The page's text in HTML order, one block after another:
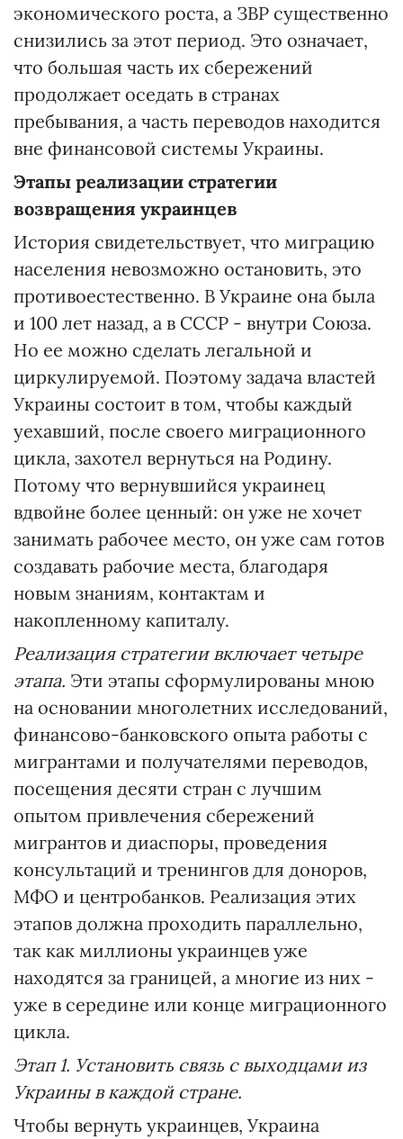
экономического роста, а ЗВР существенно
снизились за этот период. Это означает,
что большая часть их сбережений
продолжает оседать в странах
пребывания, а часть переводов находится
вне финансовой системы Украины.
Этапы реализации стратегии
возвращения украинцев
История свидетельствует, что миграцию
населения невозможно остановить, это
противоестественно. В Украине она была
и 100 лет назад, а в СССР - внутри Союза.
Но ее можно сделать легальной и
циркулируемой. Поэтому задача властей
Украины состоит в том, чтобы каждый
уехавший, после своего миграционного
цикла, захотел вернуться на Родину.
Потому что вернувшийся украинец
вдвойне более ценный: он уже не хочет
занимать рабочее место, он уже сам готов
создавать рабочие места, благодаря
новым знаниям, контактам и
накопленному капиталу.
Реализация стратегии включает четыре
этапа. Эти этапы сформулированы мною
на основании многолетних исследований,
финансово-банковского опыта работы с
мигрантами и получателями переводов,
посещения десяти стран с лучшим
опытом привлечения сбережений
мигрантов и диаспоры, проведения
консультаций и тренингов для доноров,
МФО и центробанков. Реализация этих
этапов должна проходить параллельно,
так как миллионы украинцев уже
находятся за границей, а многие из них -
уже в середине или конце миграционного
цикла.
Этап 1. Установить связь с выходцами из
Украины в каждой стране.
Чтобы вернуть украинцев, Украина